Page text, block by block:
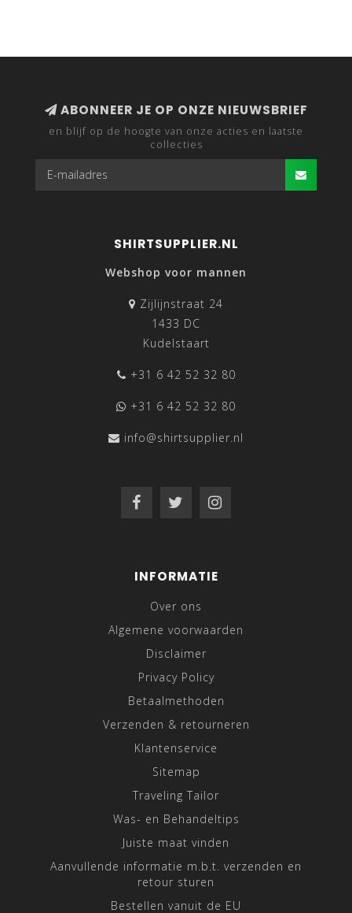
ABONNEER JE OP ONZE NIEUWSBRIEF
en blijf op de hoogte van onze acties en laatste
collecties
SHIRTSUPPLIER.NL
Webshop voor mannen
Zijlijnstraat 24
1433 DC
Kudelstaart
+31 6 42 52 32 80
+31 6 42 52 32 80
info@shirtsupplier.nl
INFORMATIE
Over ons
Algemene voorwaarden
Disclaimer
Privacy Policy
Betaalmethoden
Verzenden & retourneren
Klantenservice
Sitemap
Traveling Tailor
Was- en Behandeltips
Juiste maat vinden
Aanvullende informatie m.b.t. verzenden en
retour sturen
Bestellen vanuit de EU